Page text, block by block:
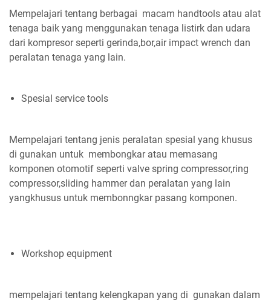
Mempelajari tentang berbagai macam handtools atau alat
tenaga baik yang menggunakan tenaga listirk dan udara
dari kompresor seperti gerinda,bor,air impact wrench dan
peralatan tenaga yang lain.
Spesial service tools
Mempelajari tentang jenis peralatan spesial yang khusus
di gunakan untuk membongkar atau memasang
komponen otomotif seperti valve spring compressor,ring
compressor,sliding hammer dan peralatan yang lain
yangkhusus untuk membonngkar pasang komponen.
Workshop equipment
mempelajari tentang kelengkapan yang di gunakan dalam